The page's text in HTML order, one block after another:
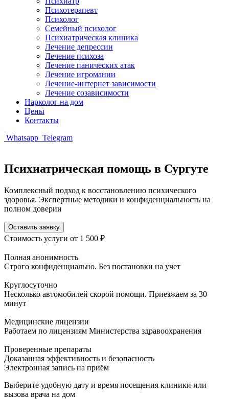
Психотерапевт
Психолог
Семейный психолог
Психиатрическая клиника
Лечение депрессии
Лечение психоза
Лечение панических атак
Лечение игромании
Лечение-интернет зависимости
Лечение созависимости
Нарколог на дом
Цены
Контакты
Whatsapp Telegram
Психиатрическая помощь в Сургуте
Комплексный подход к восстановлению психического
здоровья. Экспертные методики и конфиденциальность на
полном доверии
Оставить заявку
Стоимость услуги от 1 500 ₽
Полная анонимность
Строго конфиденциально. Без постановки на учет
Круглосуточно
Несколько автомобилей скорой помощи. Приезжаем за 30
минут
Медицинские лицензии
Работаем по лицензиям Министерства здравоохранения
Проверенные препараты
Доказанная эффективность и безопасность
Электронная запись на приём
Выберите удобную дату и время посещения клиники или
вызова врача на дом